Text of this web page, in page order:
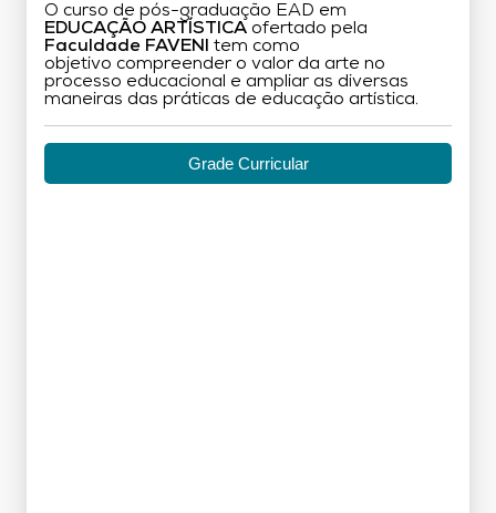
O curso de pós-graduação EAD em
EDUCAÇÃO ARTÍSTICA ofertado pela
Faculdade FAVENI
tem como
objetivo compreender o valor da arte no
processo educacional e ampliar as diversas
maneiras das práticas de educação artística.
Grade Curricular